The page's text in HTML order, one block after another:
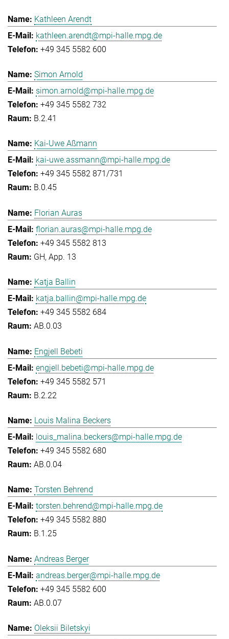
Kathleen Arendt
kathleen.arendt@mpi-halle.mpg.de
+49 345 5582 600
Simon Arnold
simon.arnold@mpi-halle.mpg.de
+49 345 5582 732
B.2.41
Kai-Uwe Aßmann
kai-uwe.assmann@mpi-halle.mpg.de
+49 345 5582 871/731
B.0.45
Florian Auras
florian.auras@mpi-halle.mpg.de
+49 345 5582 813
GH, App. 13
Katja Ballin
katja.ballin@mpi-halle.mpg.de
+49 345 5582 684
AB.0.03
Engjell Bebeti
engjell.bebeti@mpi-halle.mpg.de
+49 345 5582 571
B.2.22
Louis Malina Beckers
louis_malina.beckers@mpi-halle.mpg.de
+49 345 5582 680
AB.0.04
Torsten Behrend
torsten.behrend@mpi-halle.mpg.de
+49 345 5582 880
B.1.25
Andreas Berger
andreas.berger@mpi-halle.mpg.de
+49 345 5582 600
AB.0.07
Oleksii Biletskyi